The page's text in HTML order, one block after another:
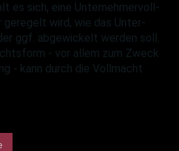
es sich, eine Unter­nehmer­voll­
geregelt wird, wie das Unter­
ggf. abgewickelt werden soll.
- vor allem zum Zweck
- kann durch die Voll­macht